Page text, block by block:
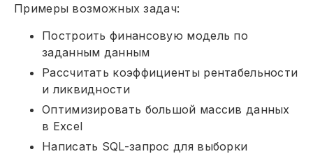
Примеры возможных задач:
Построить финансовую модель по
заданным данным
Рассчитать коэффициенты рентабельности
и ликвидности
Оптимизировать большой массив данных
в Excel
Написать SQL-запрос для выборки